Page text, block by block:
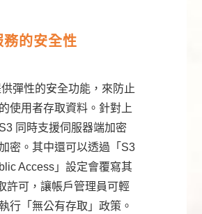
務的安全性
彈性的安全功能，來防止
使用者存取資料。針對上
同時支援伺服器端加密
密。其中還可以透過「S3
Access」設定會覆寫其
許可，讓帳戶管理員可輕
行「無公有存取」政策。